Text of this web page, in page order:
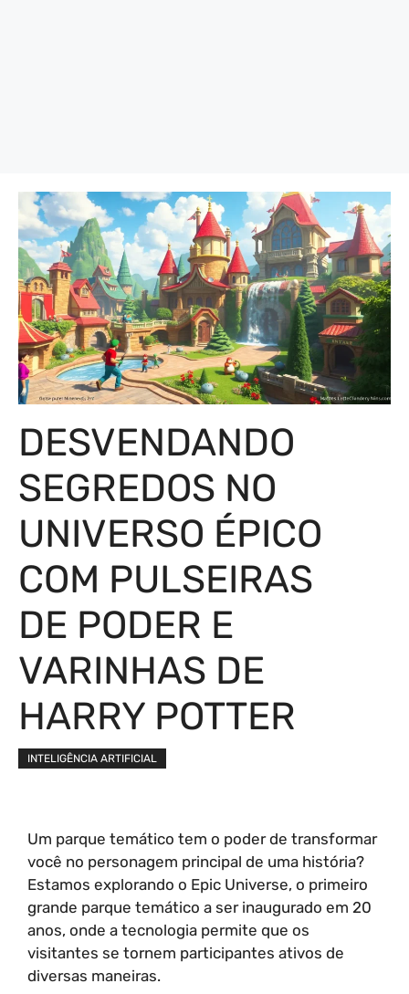
DESVENDANDO
SEGREDOS NO
UNIVERSO ÉPICO
COM PULSEIRAS
DE PODER E
VARINHAS DE
HARRY POTTER
INTELIGÊNCIA ARTIFICIAL
Um parque temático tem o poder de transformar
você no personagem principal de uma história?
Estamos explorando o Epic Universe, o primeiro
grande parque temático a ser inaugurado em 20
anos, onde a tecnologia permite que os
visitantes se tornem participantes ativos de
diversas maneiras.